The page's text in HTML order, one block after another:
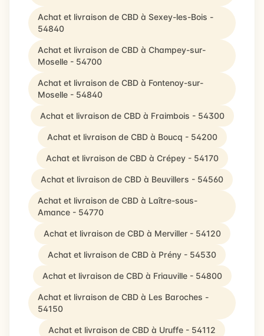
Achat et livraison de CBD à Sexey-les-Bois -
54840
Achat et livraison de CBD à Champey-sur-
Moselle - 54700
Achat et livraison de CBD à Fontenoy-sur-
Moselle - 54840
Achat et livraison de CBD à Fraimbois - 54300
Achat et livraison de CBD à Boucq - 54200
Achat et livraison de CBD à Crépey - 54170
Achat et livraison de CBD à Beuvillers - 54560
Achat et livraison de CBD à Laître-sous-
Amance - 54770
Achat et livraison de CBD à Merviller - 54120
Achat et livraison de CBD à Prény - 54530
Achat et livraison de CBD à Friauville - 54800
Achat et livraison de CBD à Les Baroches -
54150
Achat et livraison de CBD à Uruffe - 54112